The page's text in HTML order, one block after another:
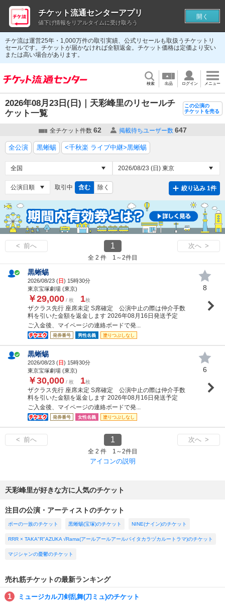
チケ流は運営25年・1,000万件の取引実績、公式リセールも取扱うチケットリ
セールです。チケットが届かなければ全額返金。チケット価格は定価より安い
または高い場合があります。
検索 出品 ログイン メニュー
2026年08月23日(日)｜天彩峰里のリセールチ
ケット一覧
この公演の
チケットを売る
全チケット件数 62 掲載待ちユーザー数 647
全公演 黒蜥蜴 <千秋楽 ライブ中継>黒蜥蜴
取引中 含む 除く 絞り込み 1件
< 前へ 1 次へ >
全 2 件 1～2件目
黒蜥蜴
2026/08/23 (日) 15時30分
東京宝塚劇場 (東京)
￥29,000 / 枚 1枚
ザクラス先行 座席未定 S席確定 公演中止の際は仲介手数
料を引いた金額を返金します 2026年08月16日発送予定
ご入金後、マイページの連絡ボードで発...
発券番号 男性名義 塗りつぶしなし
8
黒蜥蜴
2026/08/23 (日) 15時30分
東京宝塚劇場 (東京)
￥30,000 / 枚 1枚
ザクラス先行 座席未定 S席確定 公演中止の際は仲介手数
料を引いた金額を返金します 2026年08月16日発送予定
ご入金後、マイページの連絡ボードで発...
発券番号 女性名義 塗りつぶしなし
6
< 前へ 1 次へ >
全 2 件 1～2件目
アイコンの説明
天彩峰里が好きな方に人気のチケット
注目の公演・アーティストのチケット
ポーの一族のチケット 黒蜥蜴(宝塚)のチケット NINE(ナイン)のチケット
RRR × TAKA"R"AZUKA √Rama(アールアールアールバイタカラヅカルートラマ)のチケット
マジシャンの憂鬱のチケット
売れ筋チケットの最新ランキング
ミュージカル刀剣乱舞(刀ミュ)のチケット
チケット流通センターアプリ
値下げ情報をリアルタイムに受け取ろう
開く